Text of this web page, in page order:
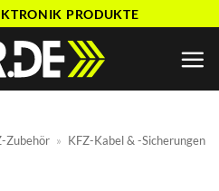
PRODUKTE
Zubehör » KFZ-Kabel & -Sicherungen